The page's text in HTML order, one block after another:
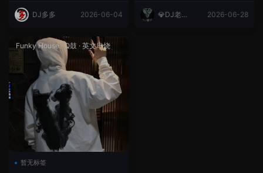
DJ多多 2026-06-04
💎DJ老王
2026-06-28
Funky House· Q鼓 · 英文串烧
暂无标签